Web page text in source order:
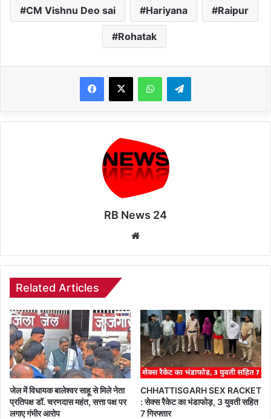
CM Vishnu Deo sai Hariyana Raipur
Rohatak
WhatsAppTelegram
RB News 24
Related Articles
जेल में विधायक बालेश्वर साहू से मिले नेता
प्रतिपक्ष डॉ. चरणदास महंत, सत्ता पक्ष पर
लगाए गंभीर आरोप
CHHATTISGARH SEX RACKET
: सेक्स रैकेट का भंडाफोड़, 3 युवती सहित
7 गिरफ्तार